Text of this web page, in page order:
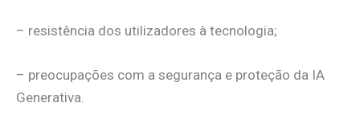
– resistência dos utilizadores à tecnologia;
– preocupações com a segurança e proteção da IA
Generativa.